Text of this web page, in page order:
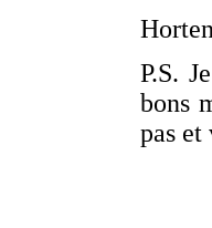
P.S.
bons
pas et